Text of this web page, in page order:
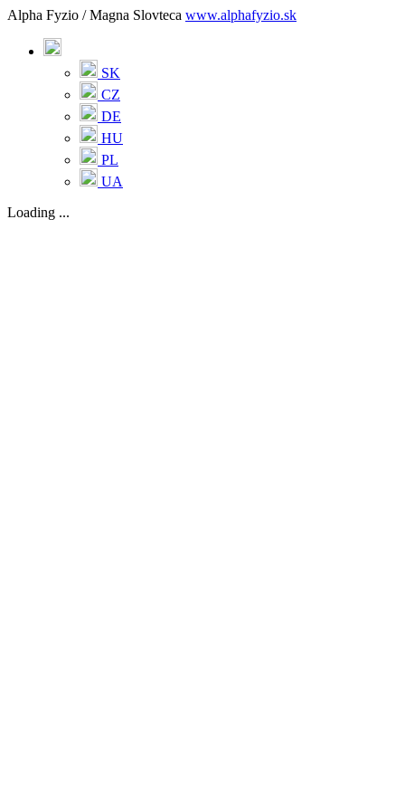
Alpha Fyzio / Magna Slovteca www.alphafyzio.sk
SK
CZ
DE
HU
PL
UA
Loading ...